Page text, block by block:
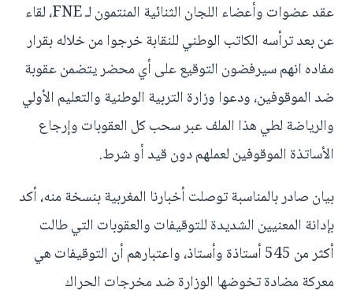
عقد عضوات وأعضاء اللجان الثنائية المنتمون لـ FNE، لقاء
عن بعد ترأسه الكاتب الوطني للنقابة خرجوا من خلاله بقرار
مفاده انهم سيرفضون التوقيع على أي محضر يتضمن عقوبة
ضد الموقوفين، ودعوا وزارة التربية الوطنية والتعليم الأولي
والرياضة لطي هذا الملف عبر سحب كل العقوبات وإرجاع
الأساتذة الموقوفين لعملهم دون قيد أو شرط.
بيان صادر بالمناسبة توصلت أخبارنا المغربية بنسخة منه، أكد
بإدانة المعنيين الشديدة للتوقيفات والعقوبات التي طالت
أكثر من 545 أستاذة وأستاذ، واعتبارهم أن التوقيفات هي
معركة مضادة تخوضها الوزارة ضد مخرجات الحراك